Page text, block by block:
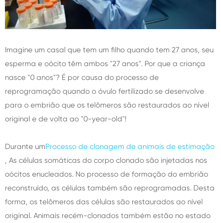
Imagine um casal que tem um filho quando tem 27 anos, seu
esperma e oócito têm ambos "27 anos". Por que a criança
nasce "0 anos"? É por causa do processo de
reprogramação quando o óvulo fertilizado se desenvolve
para o embrião que os telômeros são restaurados ao nível
original e de volta ao "0-year-old"!
Durante umProcesso de clonagem de animais de estimação
, As células somáticas do corpo clonado são injetadas nos
oócitos enucleados. No processo de formação do embrião
reconstruído, as células também são reprogramadas. Desta
forma, os telômeros das células são restaurados ao nível
original. Animais recém-clonados também estão no estado